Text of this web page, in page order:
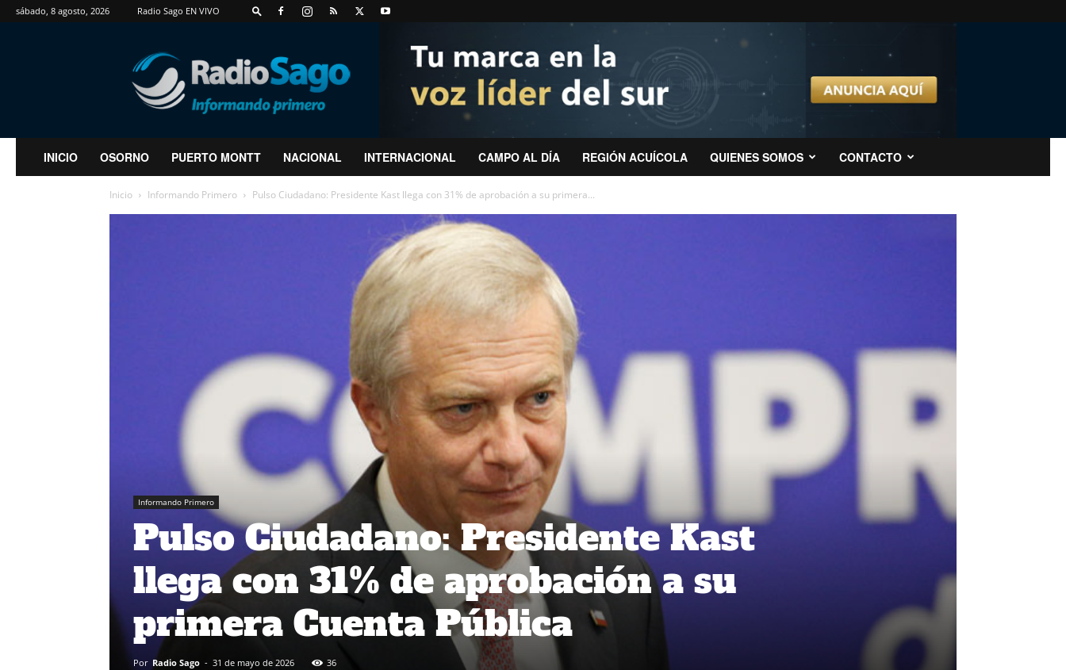
sábado, 8 agosto, 2026 Radio Sago EN VIVO
RadioSago
INICIO OSORNO PUERTO MONTT NACIONAL INTERNACIONAL CAMPO AL DÍA REGIÓN ACUÍCOLA QUIENES SOMOS CONTACTO
Inicio Informando Primero Pulso Ciudadano: Presidente Kast llega con 31% de aprobación a su primera...
Informando Primero
Pulso Ciudadano: Presidente Kast
llega con 31% de aprobación a su
primera Cuenta Pública
Por Radio Sago - 31 de mayo de 2026 36